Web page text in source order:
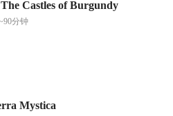
Castles of Burgundy
分钟
Mystica